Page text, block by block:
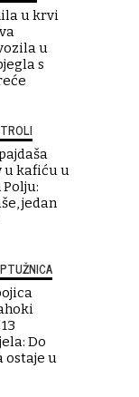
u krvi
u
s
u kafiću u
jedan
Do
ostaje u